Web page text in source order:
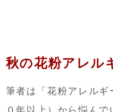
秋の花粉アレル
筆者は「花粉アレルギ
０年以上）から悩んで